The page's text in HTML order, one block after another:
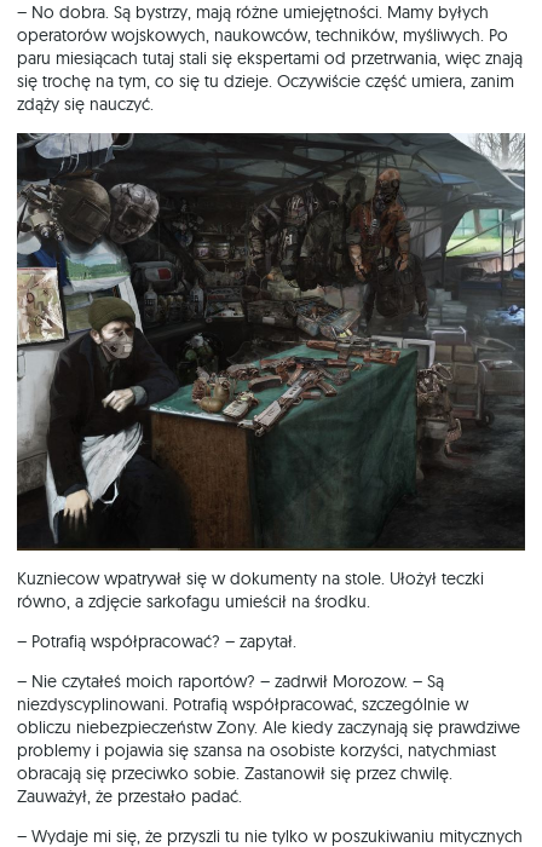
– No dobra. Są bystrzy, mają różne umiejętności. Mamy byłych
operatorów wojskowych, naukowców, techników, myśliwych. Po
paru miesiącach tutaj stali się ekspertami od przetrwania, więc znają
się trochę na tym, co się tu dzieje. Oczywiście część umiera, zanim
zdąży się nauczyć.
Kuzniecow wpatrywał się w dokumenty na stole. Ułożył teczki
równo, a zdjęcie sarkofagu umieścił na środku.
– Potrafią współpracować? – zapytał.
– Nie czytałeś moich raportów? – zadrwił Morozow. – Są
niezdyscyplinowani. Potrafią współpracować, szczególnie w
obliczu niebezpieczeństw Zony. Ale kiedy zaczynają się prawdziwe
problemy i pojawia się szansa na osobiste korzyści, natychmiast
obracają się przeciwko sobie. Zastanowił się przez chwilę.
Zauważył, że przestało padać.
– Wydaje mi się, że przyszli tu nie tylko w poszukiwaniu mitycznych